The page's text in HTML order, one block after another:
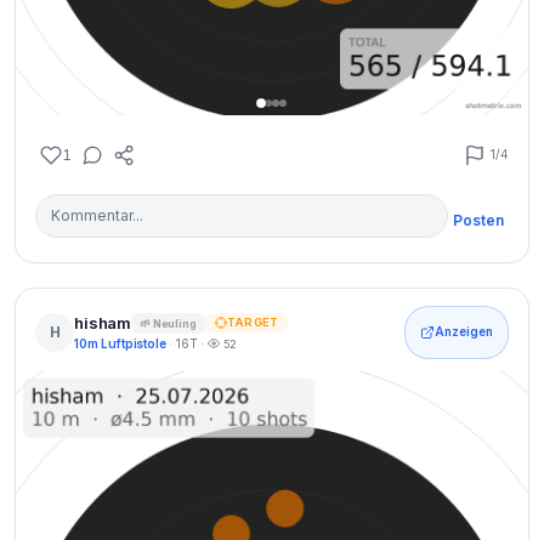
1 1/4
Posten
H hisham 🌱 Neuling TARGET
10m Luftpistole · 16T · 52
Anzeigen